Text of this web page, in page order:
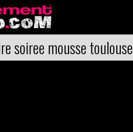
soiree mousse toulouse